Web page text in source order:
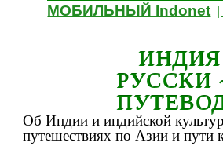
МОБИЛЬНЫЙ Indonet
РУССКИ
Об Индии и индийской
путешествиях по Азии и пути